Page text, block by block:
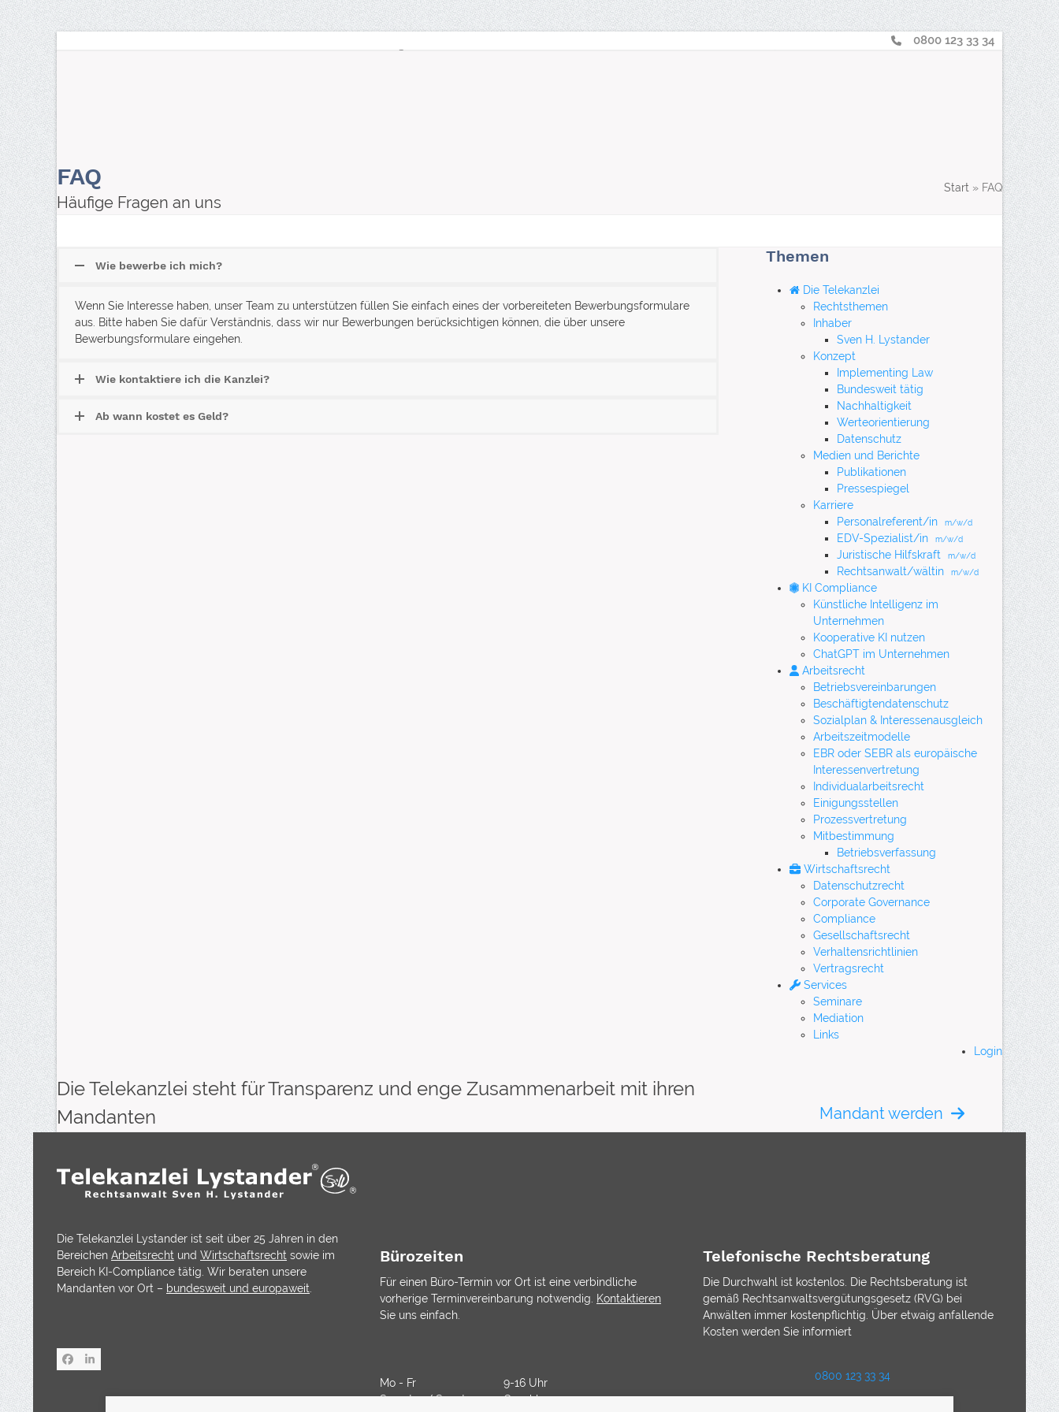
Skip
to
content
0800 123 33 34
FAQ
Häufige Fragen an uns
Start » FAQ
Wie bewerbe ich mich?
Wenn Sie Interesse haben, unser Team zu unterstützen füllen Sie einfach eines der vorbereiteten Bewerbungsformulare
aus. Bitte haben Sie dafür Verständnis, dass wir nur Bewerbungen berücksichtigen können, die über unsere
Bewerbungsformulare eingehen.
Wie kontaktiere ich die Kanzlei?
Ab wann kostet es Geld?
Themen
Die Telekanzlei
Rechtsthemen
Inhaber
Sven H. Lystander
Konzept
Implementing Law
Bundesweit tätig
Nachhaltigkeit
Werteorientierung
Datenschutz
Medien und Berichte
Publikationen
Pressespiegel
Karriere
Personalreferent/in
m/w/d
EDV-Spezialist/in m/w/d
Juristische Hilfskraft m/w/d
Rechtsanwalt/wältin m/w/d
KI Compliance
Künstliche Intelligenz im
Unternehmen
Kooperative KI nutzen
ChatGPT im Unternehmen
Arbeitsrecht
Betriebsvereinbarungen
Beschäftigtendatenschutz
Sozialplan & Interessenausgleich
Arbeitszeitmodelle
EBR oder SEBR als europäische
Interessenvertretung
Individualarbeitsrecht
Einigungsstellen
Prozessvertretung
Mitbestimmung
Betriebsverfassung
Wirtschaftsrecht
Datenschutzrecht
Corporate Governance
Compliance
Gesellschaftsrecht
Verhaltensrichtlinien
Vertragsrecht
Services
Seminare
Mediation
Links
Login
Die Telekanzlei steht für Transparenz und enge Zusammenarbeit mit ihren
Mandanten
Mandant werden
Die Telekanzlei Lystander ist seit über 25 Jahren in den
Bereichen Arbeitsrecht und Wirtschaftsrecht sowie im
Bereich KI-Compliance tätig. Wir beraten unsere
Mandanten vor Ort – bundesweit und europaweit
Facebook
LinkedIn
Bürozeiten
Für einen Büro-Termin vor Ort ist eine verbindliche
vorherige Terminvereinbarung notwendig.
Kontaktieren
Sie uns einfach.
Mo - Fr
9-16 Uhr
Samstag/ Sonntag
Geschlossen
Telefonische Rechtsberatung
Die Durchwahl ist kostenlos. Die Rechtsberatung ist
gemäß Rechtsanwaltsvergütungsgesetz (RVG) bei
Anwälten immer kostenpflichtig. Über etwaig anfallende
Kosten werden Sie informiert
0800 123 33 34